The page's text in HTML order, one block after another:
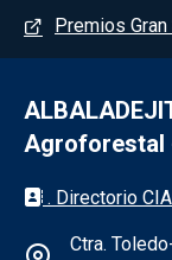
Premios
Agroforestal
. Directorio
Ctra.